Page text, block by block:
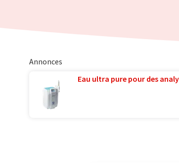
Annonces
Eau ultra pure pour des